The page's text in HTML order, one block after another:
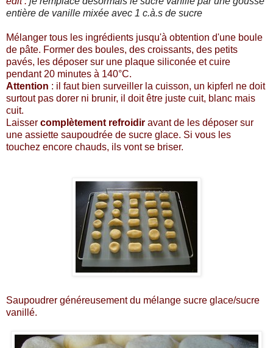
entière de vanille mixée avec 1 c.à.s de sucre
Mélanger tous les ingrédients jusqu'à obtention d'une boule
de pâte. Former des boules, des croissants, des petits
pavés, les déposer sur une plaque siliconée et cuire
pendant 20 minutes à 140°C.
Attention : il faut bien surveiller la cuisson, un kipferl ne doit
surtout pas dorer ni brunir, il doit être juste cuit, blanc mais
cuit.
Laisser complètement refroidir avant de les déposer sur
une assiette saupoudrée de sucre glace. Si vous les
touchez encore chauds, ils vont se briser.
Saupoudrer généreusement du mélange sucre glace/sucre
vanillé.